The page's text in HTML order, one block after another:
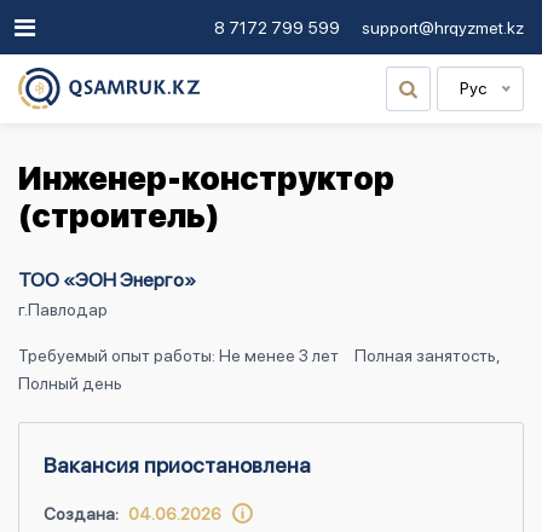
8 7172 799 599 support@hrqyzmet.kz
Рус
Инженер-конструктор
(строитель)
ТОО «ЭОН Энерго»
г.Павлодар
Требуемый опыт работы: Не менее 3 лет
Полная занятость,
Полный день
Вакансия приостановлена
Создана: 04.06.2026